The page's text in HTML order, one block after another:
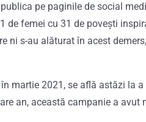
pe paginile de social
de femei cu 31 de povești
ni s-au alăturat în acest
martie 2021, se află astăzi la
an, această campanie a